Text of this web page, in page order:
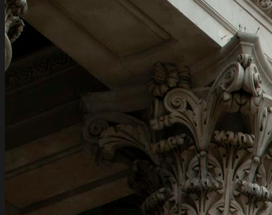
Консультирование по вопросам
контролируемых иностранных компаний
Подготовка портфельных деклараций
для частных лиц
Международные услуги
Структурирование активов для частных
Международное налоговое
планирование для частных лиц
Сопровождение финансовых операций
Планирование правопреемства и
управление семейным благосостоянием
Пред-иммиграционное планирование
для частных лиц
Контакты